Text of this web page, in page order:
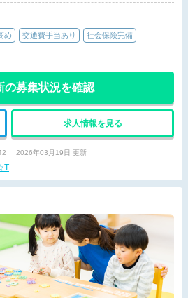
め 交通費手当あり 社会保険完備
の募集状況を確認
求人情報を見る
2026年03月19日 更新